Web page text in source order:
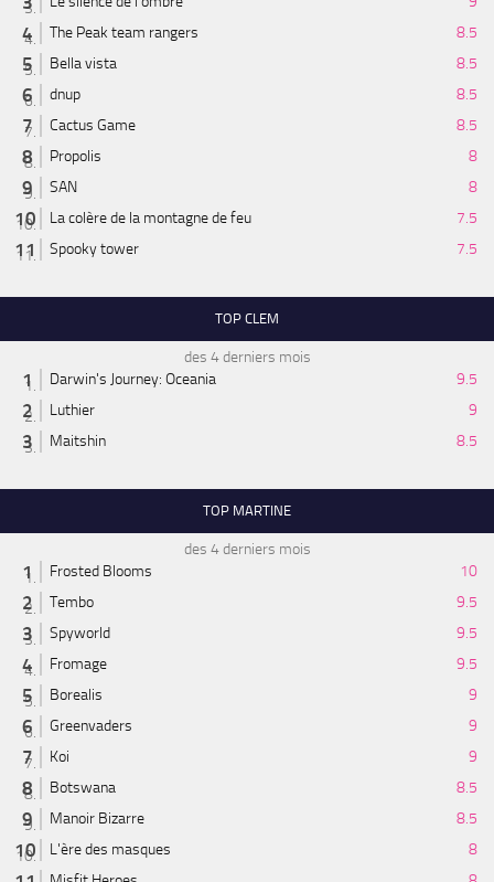
The Peak team rangers
8.5
Bella vista
8.5
dnup
8.5
Cactus Game
8.5
Propolis
8
SAN
8
La colère de la montagne de feu
7.5
Spooky tower
7.5
TOP CLEM
des 4 derniers mois
Darwin's Journey: Oceania
9.5
Luthier
9
Maitshin
8.5
TOP MARTINE
des 4 derniers mois
Frosted Blooms
10
Tembo
9.5
Spyworld
9.5
Fromage
9.5
Borealis
9
Greenvaders
9
Koi
9
Botswana
8.5
Manoir Bizarre
8.5
L'ère des masques
8